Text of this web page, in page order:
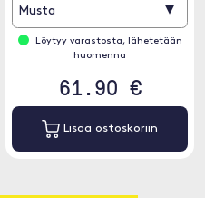
Musta ▾
Löytyy varastosta, lähetetään
huomenna
61.90 €
Lisää ostoskoriin